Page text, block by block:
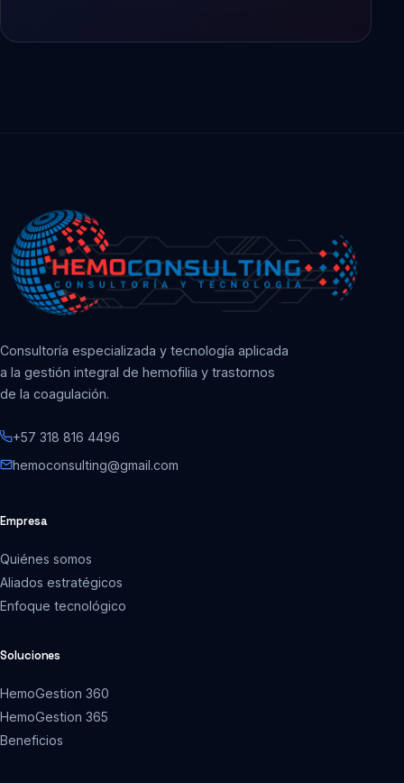
Consultoría especializada y tecnología aplicada
a la gestión integral de hemofilia y trastornos
de la coagulación.
+57 318 816 4496
hemoconsulting@gmail.com
Empresa
Quiénes somos
Aliados estratégicos
Enfoque tecnológico
Soluciones
HemoGestion 360
HemoGestion 365
Beneficios